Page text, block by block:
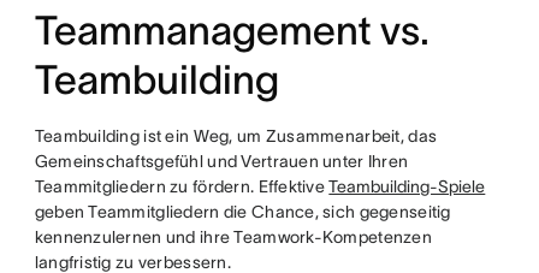
Teammanagement vs.
Teambuilding
Teambuilding ist ein Weg, um Zusammenarbeit, das
Gemeinschaftsgefühl und Vertrauen unter Ihren
Teammitgliedern zu fördern. EffektiveTeambuilding-Spiele
geben Teammitgliedern die Chance, sich gegenseitig
kennenzulernen und ihre Teamwork-Kompetenzen
langfristig zu verbessern.